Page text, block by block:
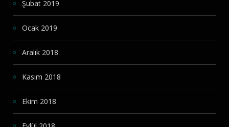
Şubat 2019
Ocak 2019
Aralık 2018
Kasım 2018
Ekim 2018